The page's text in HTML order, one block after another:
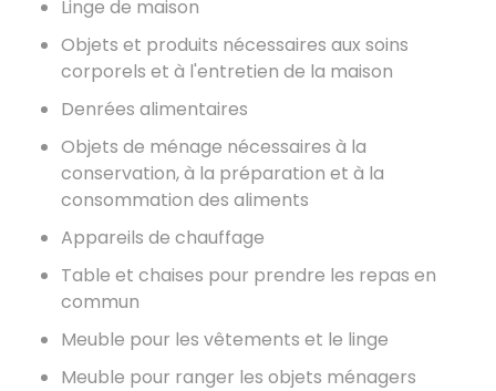
Linge de maison
Objets et produits nécessaires aux soins
corporels et à l'entretien de la maison
Denrées alimentaires
Objets de ménage nécessaires à la
conservation, à la préparation et à la
consommation des aliments
Appareils de chauffage
Table et chaises pour prendre les repas en
commun
Meuble pour les vêtements et le linge
Meuble pour ranger les objets ménagers